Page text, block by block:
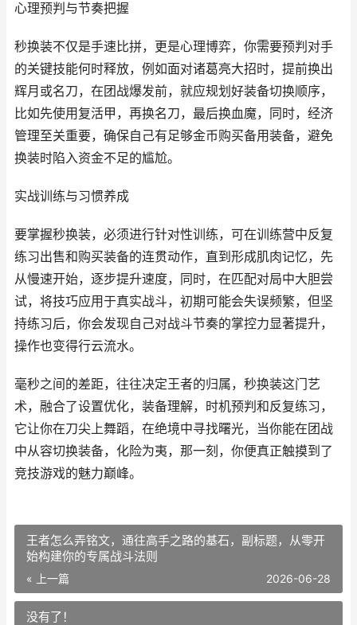
心理预判与节奏把握
秒换装不仅是手速比拼，更是心理博弈，你需要预判对手
的关键技能何时释放，例如面对诸葛亮大招时，提前换出
辉月或名刀，在团战爆发前，就应规划好装备切换顺序，
比如先使用复活甲，再换名刀，最后换血魔，同时，经济
管理至关重要，确保自己有足够金币购买备用装备，避免
换装时陷入资金不足的尴尬。
实战训练与习惯养成
要掌握秒换装，必须进行针对性训练，可在训练营中反复
练习出售和购买装备的连贯动作，直到形成肌肉记忆，先
从慢速开始，逐步提升速度，同时，在匹配对局中大胆尝
试，将技巧应用于真实战斗，初期可能会失误频繁，但坚
持练习后，你会发现自己对战斗节奏的掌控力显著提升，
操作也变得行云流水。
毫秒之间的差距，往往决定王者的归属，秒换装这门艺
术，融合了设置优化，装备理解，时机预判和反复练习，
它让你在刀尖上舞蹈，在绝境中寻找曙光，当你能在团战
中从容切换装备，化险为夷，那一刻，你便真正触摸到了
竞技游戏的魅力巅峰。
王者怎么弄铭文，通往高手之路的基石，副标题，从零开
始构建你的专属战斗法则
« 上一篇 2026-06-28
没有了！